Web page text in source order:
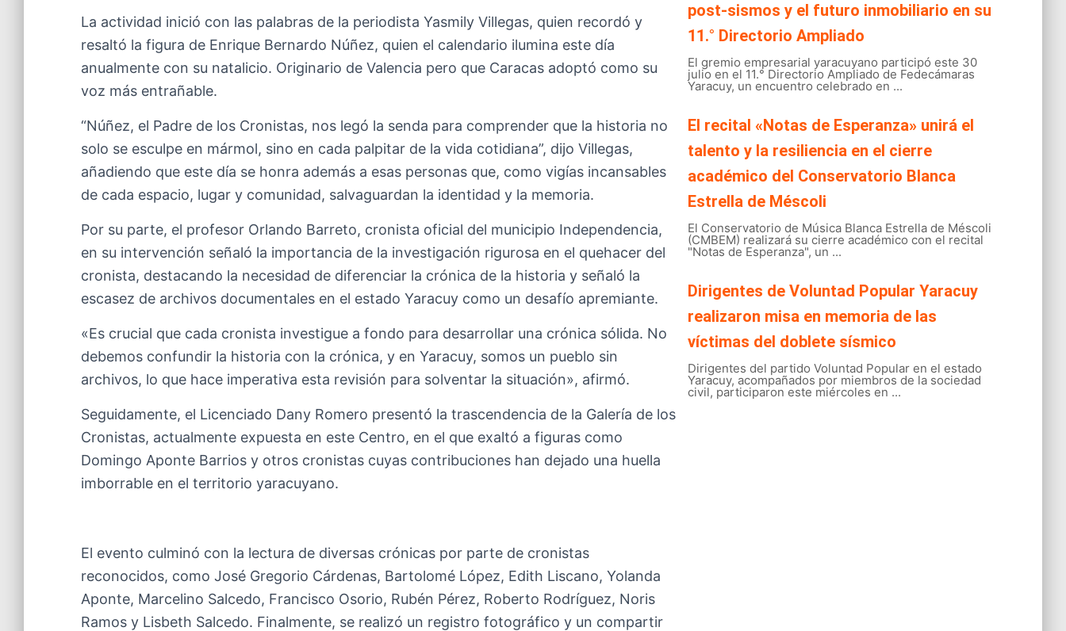
La actividad inició con las palabras de la periodista Yasmily Villegas, quien recordó y
resaltó la figura de Enrique Bernardo Núñez, quien el calendario ilumina este día
anualmente con su natalicio. Originario de Valencia pero que Caracas adoptó como su
voz más entrañable.
“Núñez, el Padre de los Cronistas, nos legó la senda para comprender que la historia no
solo se esculpe en mármol, sino en cada palpitar de la vida cotidiana”, dijo Villegas,
añadiendo que este día se honra además a esas personas que, como vigías incansables
de cada espacio, lugar y comunidad, salvaguardan la identidad y la memoria.
Por su parte, el profesor Orlando Barreto, cronista oficial del municipio Independencia,
en su intervención señaló la importancia de la investigación rigurosa en el quehacer del
cronista, destacando la necesidad de diferenciar la crónica de la historia y señaló la
escasez de archivos documentales en el estado Yaracuy como un desafío apremiante.
«Es crucial que cada cronista investigue a fondo para desarrollar una crónica sólida. No
debemos confundir la historia con la crónica, y en Yaracuy, somos un pueblo sin
archivos, lo que hace imperativa esta revisión para solventar la situación», afirmó.
Seguidamente, el Licenciado Dany Romero presentó la trascendencia de la Galería de los
Cronistas, actualmente expuesta en este Centro, en el que exaltó a figuras como
Domingo Aponte Barrios y otros cronistas cuyas contribuciones han dejado una huella
imborrable en el territorio yaracuyano.
El evento culminó con la lectura de diversas crónicas por parte de cronistas
reconocidos, como José Gregorio Cárdenas, Bartolomé López, Edith Liscano, Yolanda
Aponte, Marcelino Salcedo, Francisco Osorio, Rubén Pérez, Roberto Rodríguez, Noris
Ramos y Lisbeth Salcedo. Finalmente, se realizó un registro fotográfico y un compartir
post-sismos y el futuro inmobiliario en su
11.° Directorio Ampliado
El gremio empresarial yaracuyano participó este 30
julio en el 11.° Directorio Ampliado de Fedecámaras
Yaracuy, un encuentro celebrado en ...
El recital «Notas de Esperanza» unirá el
talento y la resiliencia en el cierre
académico del Conservatorio Blanca
Estrella de Méscoli
El Conservatorio de Música Blanca Estrella de Méscoli
(CMBEM) realizará su cierre académico con el recital
"Notas de Esperanza", un ...
Dirigentes de Voluntad Popular Yaracuy
realizaron misa en memoria de las
víctimas del doblete sísmico
Dirigentes del partido Voluntad Popular en el estado
Yaracuy, acompañados por miembros de la sociedad
civil, participaron este miércoles en ...